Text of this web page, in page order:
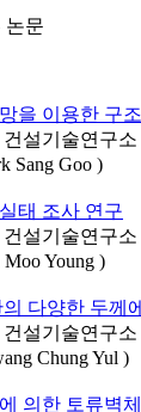
논문
을 이용한 구
설기술연구소
Sang Goo )
태 조사 연구
설기술연구소
Young )
다양한 두께
설기술연구소
Chung Yul )
의한 토류벽